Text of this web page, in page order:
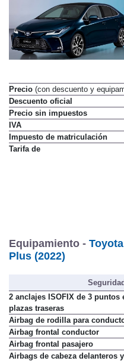
Precio (con descuento y
Descuento oficial
Precio sin impuestos
IVA
Impuesto de matriculación
Tarifa de
Equipamiento -
Plus (2022)
2 anclajes ISOFIX de 3 puntos
plazas traseras
Airbag de rodilla para
Airbag frontal conductor
Airbag frontal pasajero
Airbags de cabeza delanteros y